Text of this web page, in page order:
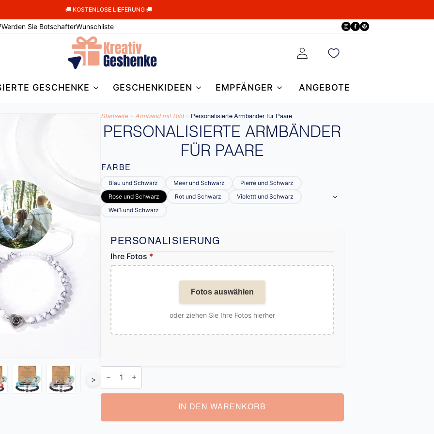
🚚 KOSTENLOSE LIEFERUNG 🚚
Werden Sie BotschafterWunschliste
GESCHENKE GESCHENKIDEEN EMPFÄNGER ANGEBOTE
>
Startseite » Armband mit Bild​ » Personalisierte Armbänder für Paare
PERSONALISIERTE ARMBÄNDER
FÜR PAARE
FARBE
Blau und Schwarz Meer und Schwarz
Pierre und Schwarz
Rose und Schwarz
Rot und Schwarz
Violettt und Schwarz
Weiß und Schwarz
PERSONALISIERUNG
Ihre Fotos *
Fotos auswählen
oder ziehen Sie Ihre Fotos hierher
Personalisierte
Armbänder
Paare
IN DEN WARENKORB